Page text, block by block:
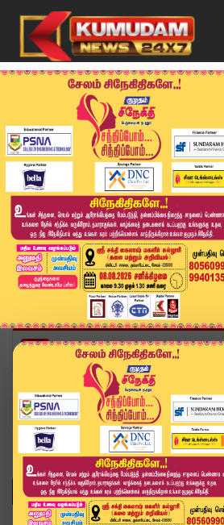
Home Topics நடிகர் விஜய்
நடிகர் விஜய்